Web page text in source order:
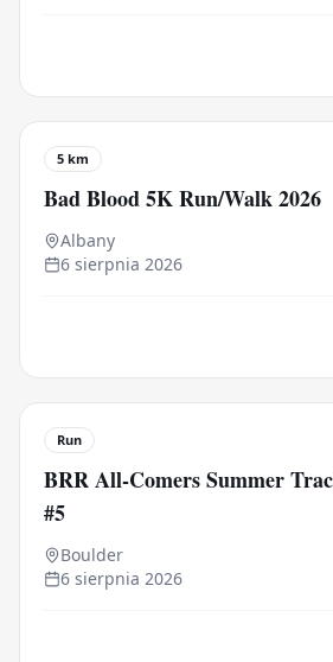
5 km
Bad Blood 5K Run/Walk 2026
Albany
6 sierpnia 2026
Run
BRR All-Comers Summer
#5
Boulder
6 sierpnia 2026